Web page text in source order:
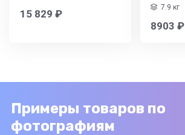
15 829 ₽
7.9 кг
8903 ₽
Примеры товаров по
фотографиям